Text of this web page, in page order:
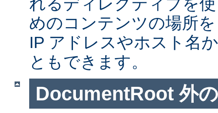
めのコンテンツの場所
IP アドレスやホスト名
ともできます。
DocumentRoot 外